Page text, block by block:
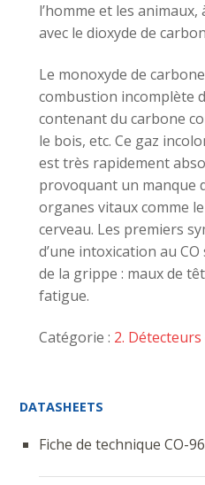
l’homme et les
avec le dioxyde de
Le monoxyde de
combustion incomplète
contenant du carbone
le bois, etc. Ce gaz
est très rapidement
provoquant un manque
organes vitaux comme
cerveau. Les premiers
d’une intoxication au
de la grippe : maux de
fatigue.
Catégorie : 2. Détecteurs
DATASHEETS
Fiche de technique CO-